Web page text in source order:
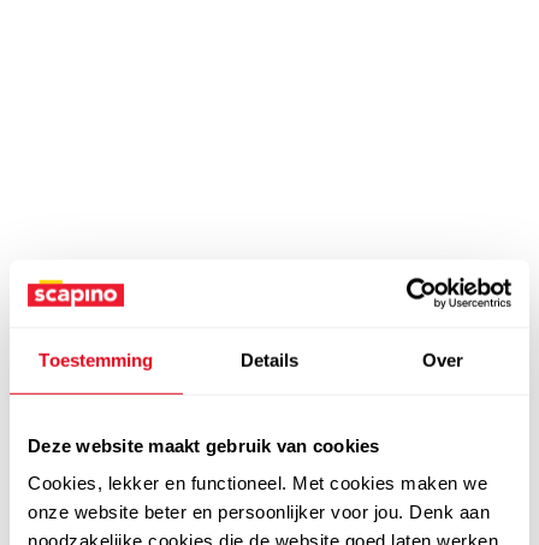
Toestemming Details Over
Deze website maakt gebruik van cookies
Cookies, lekker en functioneel. Met cookies maken we
onze website beter en persoonlijker voor jou. Denk aan
noodzakelijke cookies die de website goed laten werken